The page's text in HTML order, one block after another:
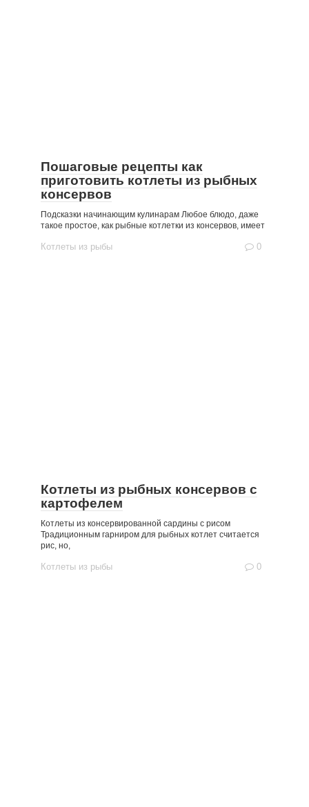
Пошаговые рецепты как
приготовить котлеты из рыбных
консервов
Подсказки начинающим кулинарам Любое блюдо, даже
такое простое, как рыбные котлетки из консервов, имеет
Котлеты из рыбы 0
Котлеты из рыбных консервов с
картофелем
Котлеты из консервированной сардины с рисом
Традиционным гарниром для рыбных котлет считается
рис, но,
Котлеты из рыбы 0